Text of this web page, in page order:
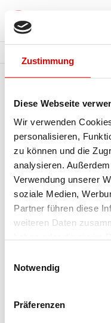
Zustimmung
Diese Webseite
Wir verwenden
personalisieren,
zu können und die
analysieren.
Verwendung unserer
soziale Medien,
Partner führen diese
weiteren Daten
Notwendig
Präferenzen
HausAusstellung
11 Schritte ins Traumhaus
Haustypen-Ratgeber
Zufriedene Bauherren
Hausbau-Schutzbrief
Ausbau-Varianten
Wonach